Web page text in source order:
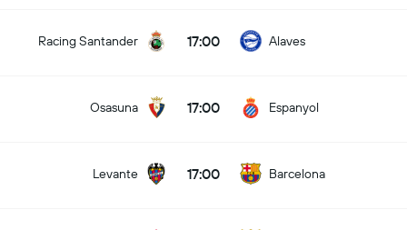
Racing Santander 17:00 Alaves
Osasuna 17:00 Espanyol
Levante 17:00 Barcelona